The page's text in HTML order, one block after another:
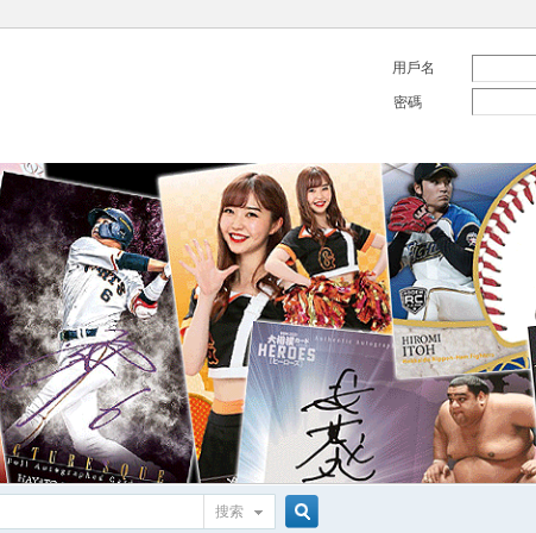
用戶名
密碼
搜索